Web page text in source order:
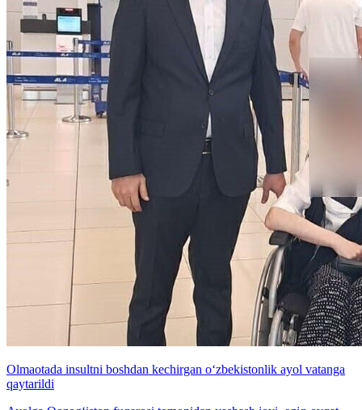
Olmaotada insultni boshdan kechirgan o‘zbekistonlik ayol vatanga
qaytarildi